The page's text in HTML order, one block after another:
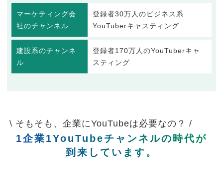
マーケティング会
社のチャンネル
登録者30万人のビジネス系
YouTuberキャスティング
建設系のチャンネ
ル
登録者170万人のYouTuberキャ
スティング
\ そもそも、企業にYouTubeは必要なの？ /
1企業1YouTubeチャンネルの時代が
到来しています。